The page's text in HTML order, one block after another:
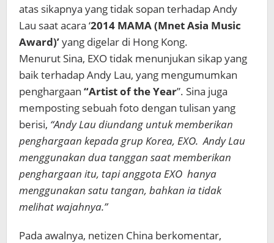
atas sikapnya yang tidak sopan terhadap Andy
Lau saat acara ‘2014 MAMA (Mnet Asia Music
Award)’yang digelar di Hong Kong.
Menurut Sina, EXO tidak menunjukan sikap yang
baik terhadap Andy Lau, yang mengumumkan
penghargaan “Artist of the Year”. Sina juga
memposting sebuah foto dengan tulisan yang
berisi, “Andy Lau diundang untuk memberikan
penghargaan kepada grup Korea, EXO. Andy Lau
menggunakan dua tanggan saat memberikan
penghargaan itu, tapi anggota EXO hanya
menggunakan satu tangan, bahkan ia tidak
melihat wajahnya.”
Pada awalnya, netizen China berkomentar,